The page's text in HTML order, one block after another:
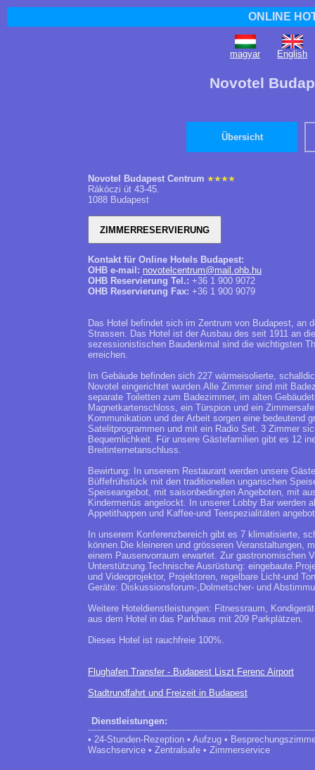
ONLINE
magyar English
Novotel
Übersicht
Novotel Budapest Centrum
Rákóczi út 43-45.
1088 Budapest
Kontakt für Online Hotels Budapest:
OHB e-mail: novotelcentrum@mail.ohb.hu
OHB Reservierung Tel.: +36 1 900 9072
OHB Reservierung Fax: +36 1 900 9079
Das Hotel befindet sich im Zentrum von Budapest, an
Strassen. Das Hotel ist der Ausbau des seit 1911 an
sezessionistischen Baudenkmal sind die wichtigsten
erreichen.
Im Gebäude befinden sich 227 wärmeisolierte,
Novotel eingerichtet wurden.Alle Zimmer sind mit
separate Toiletten zum Badezimmer, im alten
Magnetkartenschloss, ein Türspion und ein
Kommunikation und der Arbeit sorgen eine bedeutend
Satelitprogrammen und mit ein Radio Set. 3 Zimmer
Bequemlichkeit. Für unsere Gästefamilien gibt es 12
Breitinternetanschluss.
Bewirtung: In unserem Restaurant werden unsere
Büffefrühstück mit den traditionellen ungarischen
Speiseangebot, mit saisonbedingten Angeboten, mit
Kindermenüs angelockt. In unserer Lobby Bar werden
Appetithappen und Kaffee-und Teespezialitäten
In unserem Konferenzbereich gibt es 7 klimatisierte,
können.Die kleineren und grösseren Veranstaltungen,
einem Pausenvorraum erwartet. Zur gastronomischen
Unterstützung.Technische Ausrüstung:
und Videoprojektor, Projektoren, regelbare Licht-und
Geräte: Diskussionsforum-,Dolmetscher- und
Weitere Hoteldienstleistungen: Fitnessraum,
aus dem Hotel in das Parkhaus mit 209 Parkplätzen.
Dieses Hotel ist rauchfreie 100%.
Flughafen Transfer - Budapest Liszt Ferenc Airport
Stadtrundfahrt und Freizeit in Budapest
Dienstleistungen:
• 24-Stunden-Rezeption • Aufzug •
Waschservice • Zentralsafe • Zimmerservice